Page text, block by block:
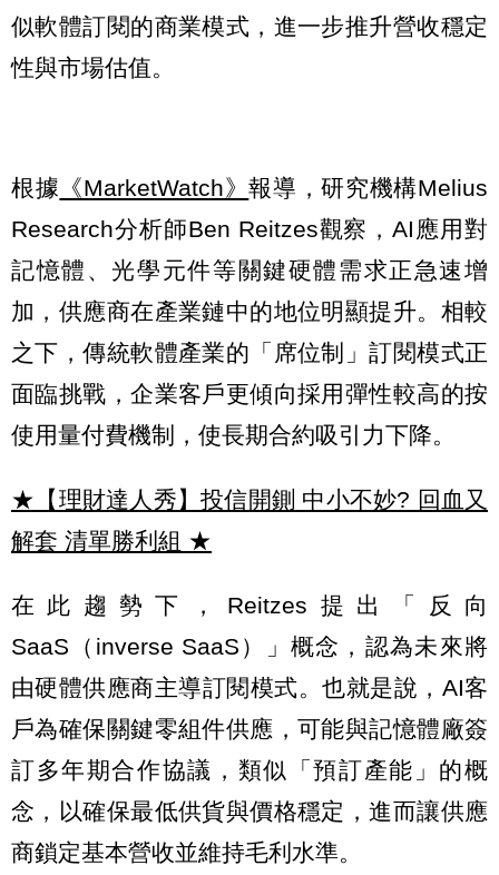
似軟體訂閱的商業模式，進一步推升營收穩定
性與市場估值。
根據 《MarketWatch》報導，研究機構Melius
Research分析師Ben Reitzes觀察，AI應用對
記憶體、光學元件等關鍵硬體需求正急速增
加，供應商在產業鏈中的地位明顯提升。相較
之下，傳統軟體產業的「席位制」訂閱模式正
面臨挑戰，企業客戶更傾向採用彈性較高的按
使用量付費機制，使長期合約吸引力下降。
★【理財達人秀】投信開鍘 中小不妙? 回血又
解套 清單勝利組 ★
在此趨勢下，Reitzes提出「反向
SaaS（inverse SaaS）」概念，認為未來將
由硬體供應商主導訂閱模式。也就是說，AI客
戶為確保關鍵零組件供應，可能與記憶體廠簽
訂多年期合作協議，類似「預訂產能」的概
念，以確保最低供貨與價格穩定，進而讓供應
商鎖定基本營收並維持毛利水準。